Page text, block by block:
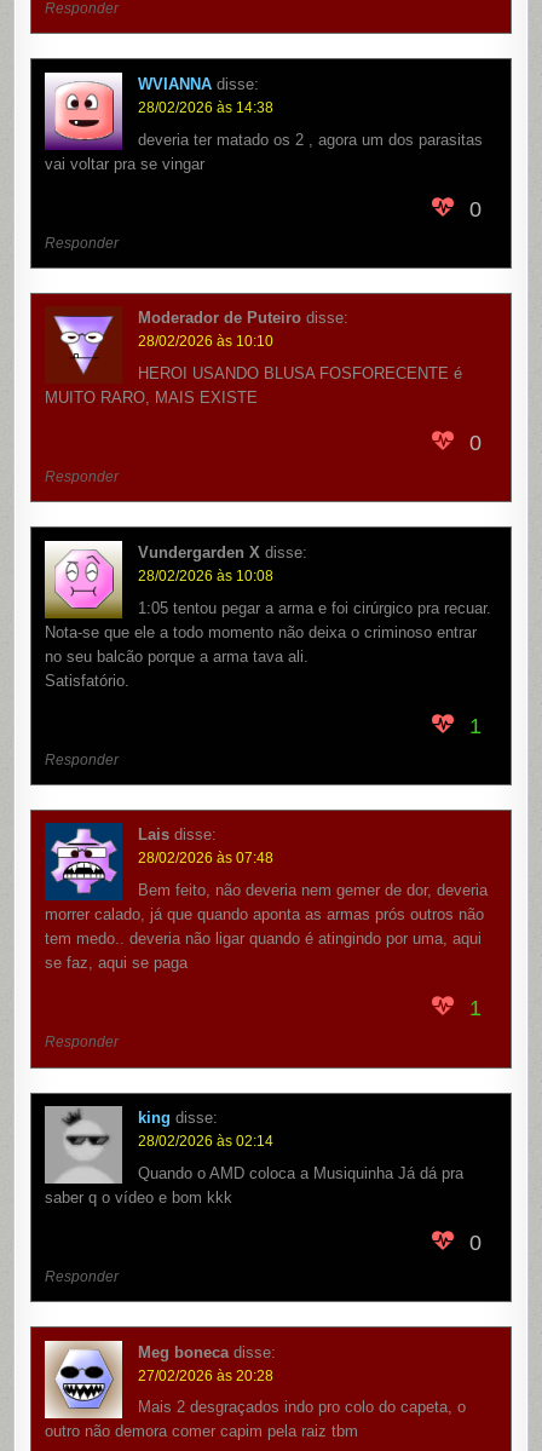
Responder
WVIANNA disse:
28/02/2026 às 14:38
deveria ter matado os 2 , agora um dos parasitas
vai voltar pra se vingar
0
Responder
Moderador de Puteiro disse:
28/02/2026 às 10:10
HEROI USANDO BLUSA FOSFORECENTE é
MUITO RARO, MAIS EXISTE
0
Responder
Vundergarden X disse:
28/02/2026 às 10:08
1:05 tentou pegar a arma e foi cirúrgico pra recuar.
Nota-se que ele a todo momento não deixa o criminoso entrar
no seu balcão porque a arma tava ali.
Satisfatório.
1
Responder
Lais disse:
28/02/2026 às 07:48
Bem feito, não deveria nem gemer de dor, deveria
morrer calado, já que quando aponta as armas prós outros não
tem medo.. deveria não ligar quando é atingindo por uma, aqui
se faz, aqui se paga
1
Responder
king disse:
28/02/2026 às 02:14
Quando o AMD coloca a Musiquinha Já dá pra
saber q o vídeo e bom kkk
0
Responder
Meg boneca disse:
27/02/2026 às 20:28
Mais 2 desgraçados indo pro colo do capeta, o
outro não demora comer capim pela raiz tbm